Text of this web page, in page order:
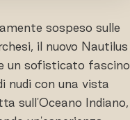
sospeso sulle
il nuovo Nautilus
un sofisticato fascino
nudi con una vista
sull'Oceano Indiano,